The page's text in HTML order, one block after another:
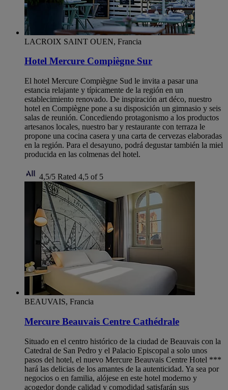
LACROIX SAINT OUEN, Francia
Hotel Mercure Compiègne Sur
El hotel Mercure Compiègne Sud le invita a pasar una
estancia relajante y típicamente de la región en un
establecimiento renovado. De inspiración art déco, nuestro
hotel en Compiègne pone a su disposición un gimnasio y seis
salas de reunión. Concediendo protagonismo a los productos
artesanos locales, nuestro bar y restaurante con terraza le
propone una cocina casera y una carta de cervezas elaboradas
en la región. Para el desayuno, podrá degustar también la miel
producida en las colmenas del hotel.
4,5/5 Rated 4,5 of 5
BEAUVAIS, Francia
Mercure Beauvais Centre Cathédrale
Situado en el centro histórico de la ciudad de Beauvais con la
Catedral de San Pedro y el Palacio Episcopal a solo unos
pasos del hotel, el nuevo Mercure Beauvais Centre Hotel ***
hará las delicias de los amantes de la autenticidad. Ya sea por
negocios o en familia, alójese en este hotel moderno y
acogedor donde calidad y comodidad satisfarán sus